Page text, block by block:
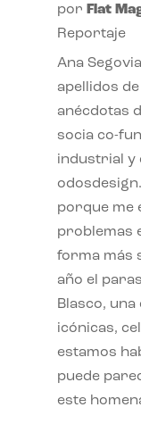
por Flat
Reportaje
Ana
apellidos
anécdotas
socia co-
industrial y
porque me
problemas
forma más
año el
Blasco,
icónicas,
estamos
puede
este